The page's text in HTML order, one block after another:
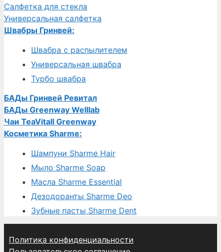
Салфетка для стекла
Универсальная салфетка
Швабры Гринвей:
Швабра с распылителем
Универсальная швабра
Турбо швабра
БАДы Гринвей Ревитал
БАДы Greenway Welllab
Чаи TeaVitall Greenway
Косметика Sharme:
Шампуни Sharme Hair
Мыло Sharme Soap
Масла Sharme Essential
Дезодоранты Sharme Deo
Зубные пасты Sharme Dent
Политика конфиденциальности